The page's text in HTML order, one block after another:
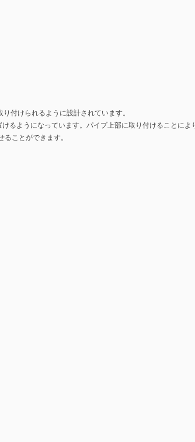
付けられるように設計されています。
るようになっています。パイプ上部に取り付けることに
ことができます。